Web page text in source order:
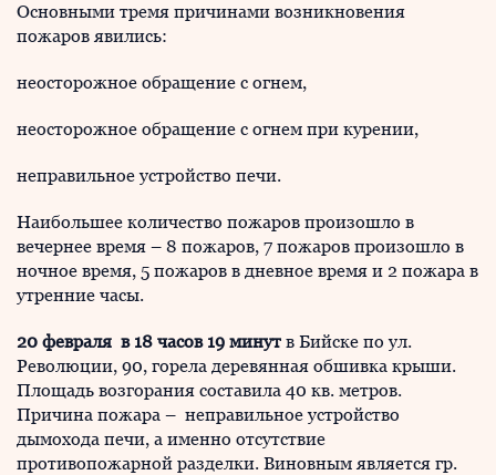
Основными тремя причинами возникновения
пожаров явились:
неосторожное обращение с огнем,
неосторожное обращение с огнем при курении,
неправильное устройство печи.
Наибольшее количество пожаров произошло в
вечернее время – 8 пожаров, 7 пожаров произошло в
ночное время, 5 пожаров в дневное время и 2 пожара в
утренние часы.
20 февраля в 18 часов 19 минут в Бийске по ул.
Революции, 90, горела деревянная обшивка крыши.
Площадь возгорания составила 40 кв. метров.
Причина пожара – неправильное устройство
дымохода печи, а именно отсутствие
противопожарной разделки. Виновным является гр.